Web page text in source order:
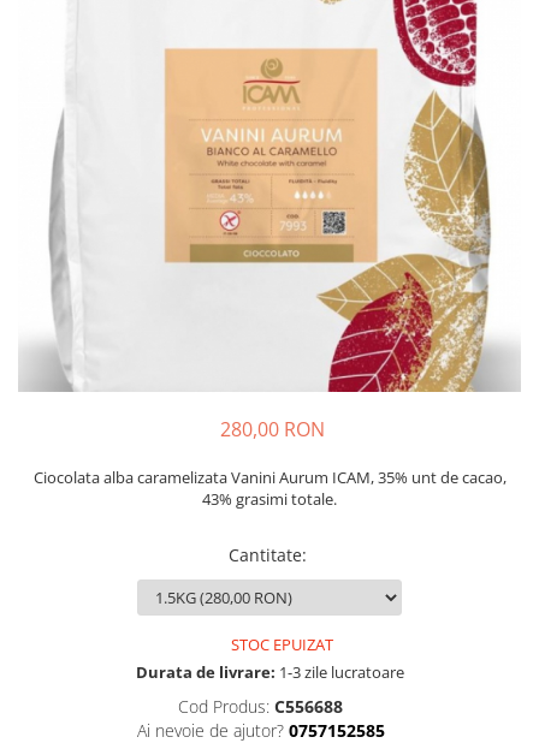
280,00 RON
Ciocolata alba caramelizata Vanini Aurum ICAM, 35% unt de cacao,
43% grasimi totale.
Cantitate:
STOC EPUIZAT
Durata de livrare: 1-3 zile lucratoare
Cod Produs: C556688
Ai nevoie de ajutor? 0757152585